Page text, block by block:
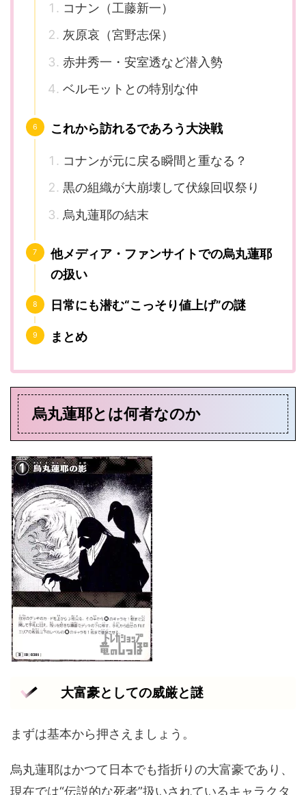
コナン（工藤新一）
灰原哀（宮野志保）
赤井秀一・安室透など潜入勢
ベルモットとの特別な仲
これから訪れるであろう大決戦
コナンが元に戻る瞬間と重なる？
黒の組織が大崩壊して伏線回収祭り
烏丸蓮耶の結末
他メディア・ファンサイトでの烏丸蓮耶
の扱い
日常にも潜む“こっそり値上げ”の謎
まとめ
烏丸蓮耶とは何者なのか
大富豪としての威厳と謎
まずは基本から押さえましょう。
烏丸蓮耶はかつて日本でも指折りの大富豪であり、
現在では“伝説的な死者”扱いされているキャラクタ